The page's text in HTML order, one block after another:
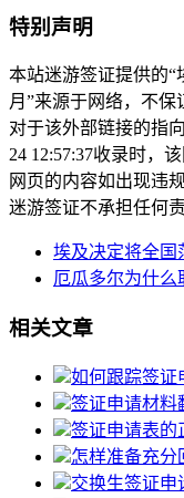
特别声明
本站迷游签证提供的
月”来源于网络，不保
对于该外部链接的指
24 12:57:37收录时，
网页的内容如出现违
迷游签证不承担任何责
埃及决定将全国
厄瓜多尔为什么
相关文章
如何跟踪签证
签证申请材料
签证申请表的
怎样准备充分
交换生签证申